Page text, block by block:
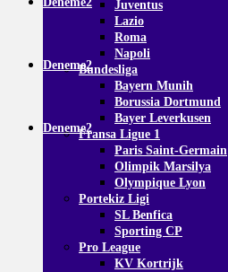
Juventus
Lazio
Roma
Napoli
Bundesliga
Bayern Munih
Borussia Dortmund
Bayer Leverkusen
Fransa Ligue 1
Paris Saint-Germain
Olimpik Marsilya
Olympique Lyon
Portekiz Ligi
SL Benfica
Sporting CP
Pro League
KV Kortrijk
Deneme2
Deneme2